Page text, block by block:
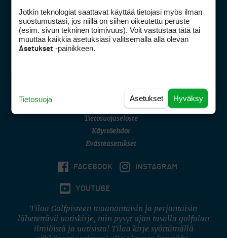
Golfpisteen yhteystiedot
DSA avoimuusraportti
Asiakaspalvelu
(digi) digi@otavamedia.fi
Tietosuojaseloste
Käyttöehdot
Evästeasetukset
FACEBOOK INSTAGRAM
YOUTUBE
Tilaa Golfpisteen maanantaisin ja perjantaisin
lähetettävä uutiskirje, niin pysyt ajan tasalla golfalan
ilmiöistä ja uutisista! Tilaa kirje syöttämällä
Jotkin teknologiat saattavat käyttää tietojasi myös ilman
suostumustasi, jos niillä on siihen oikeutettu peruste
(esim. sivun tekninen toimivuus). Voit vastustaa tätä tai
muuttaa kaikkia asetuksiasi valitsemalla alla olevan
Asetukset -painikkeen.
Hyväksy
Asetukset
Tietosuoja